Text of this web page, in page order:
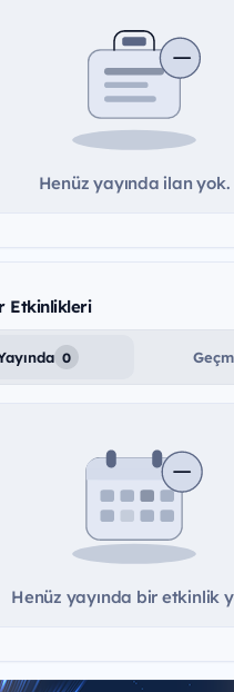
Henüz yayında ilan yok.
Etkinlikleri
0
Henüz yayında bir etkinlik